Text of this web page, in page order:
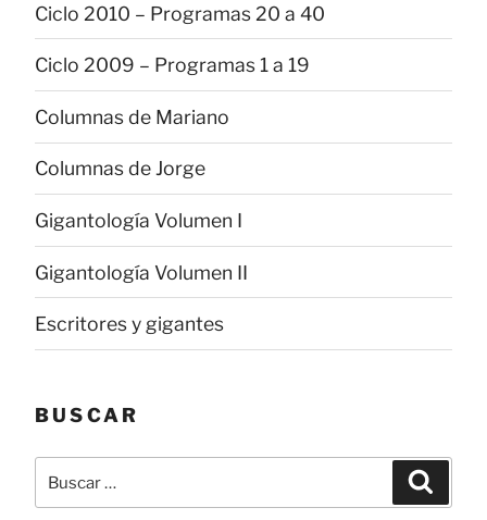
Ciclo 2010 – Programas 20 a 40
Ciclo 2009 – Programas 1 a 19
Columnas de Mariano
Columnas de Jorge
Gigantología Volumen I
Gigantología Volumen II
Escritores y gigantes
BUSCAR
Buscar